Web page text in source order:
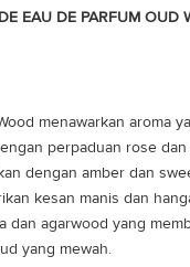
EAU DE PARFUM OUD
menawarkan aroma
perpaduan rose
dengan amber dan
kesan manis dan
dan agarwood yang
yang mewah.